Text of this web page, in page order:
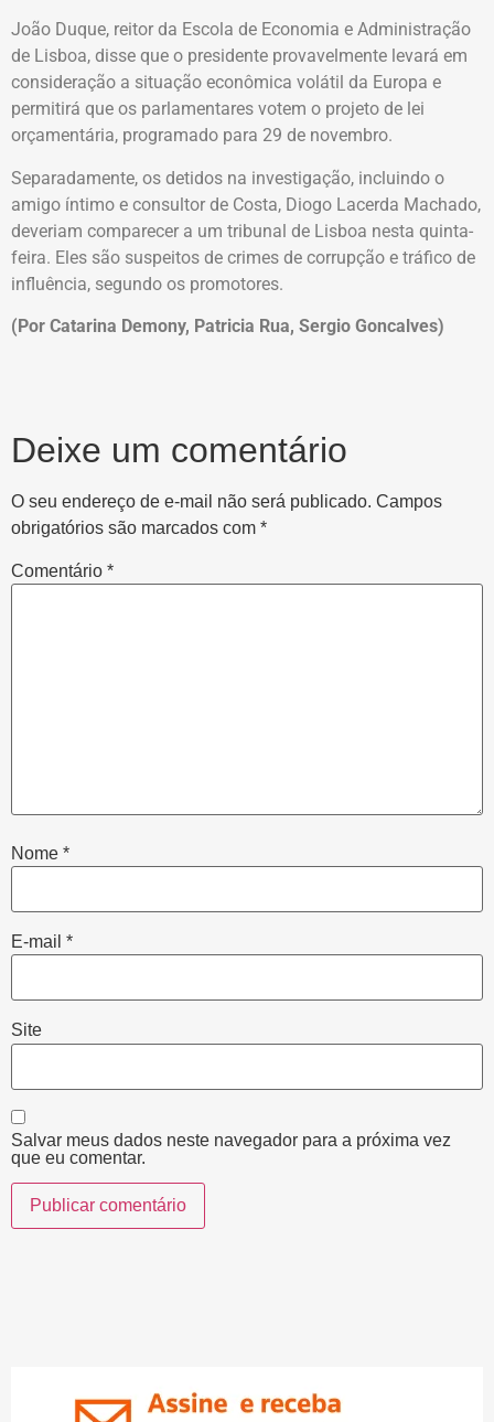
João Duque, reitor da Escola de Economia e Administração
de Lisboa, disse que o presidente provavelmente levará em
consideração a situação econômica volátil da Europa e
permitirá que os parlamentares votem o projeto de lei
orçamentária, programado para 29 de novembro.
Separadamente, os detidos na investigação, incluindo o
amigo íntimo e consultor de Costa, Diogo Lacerda Machado,
deveriam comparecer a um tribunal de Lisboa nesta quinta-
feira. Eles são suspeitos de crimes de corrupção e tráfico de
influência, segundo os promotores.
(Por Catarina Demony, Patricia Rua, Sergio Goncalves)
Deixe um comentário
O seu endereço de e-mail não será publicado. Campos
obrigatórios são marcados com *
Comentário *
Nome *
E-mail *
Site
Salvar meus dados neste navegador para a próxima vez
que eu comentar.